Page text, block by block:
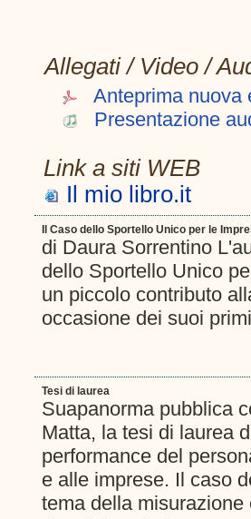
Allegati / Video /
Anteprima nuova
Presentazione
Link a siti WEB
Il mio libro.it
Il Caso dello Sportello Unico per le
di Daura Sorrentino
dello Sportello Unico
un piccolo contributo
occasione dei suoi
Tesi di laurea
Suapanorma pubblica
Matta, la tesi di laurea
performance del
e alle imprese. Il caso
tema della